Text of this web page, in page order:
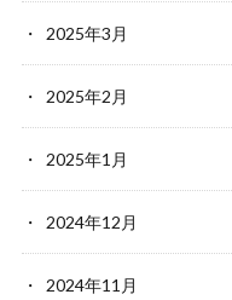
2025年3月
2025年2月
2025年1月
2024年12月
2024年11月